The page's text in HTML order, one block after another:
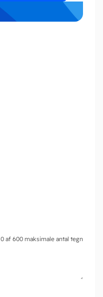
0 af 600 maksimale antal tegn